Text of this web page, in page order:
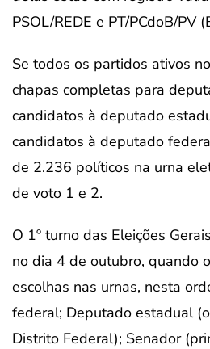
PSOL/REDE e PT/PCdoB/PV
Se todos os partidos ativos
chapas completas para
candidatos à deputado
candidatos à deputado
de 2.236 políticos na urna
de voto 1 e 2.
O 1º turno das Eleições
no dia 4 de outubro, quando
escolhas nas urnas, nesta
federal; Deputado estadual
Distrito Federal); Senador